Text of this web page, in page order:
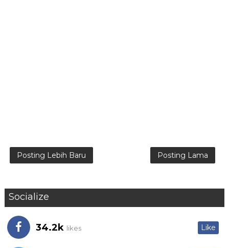
Posting Lebih Baru Posting Lama
Socialize
34.2k likes Like